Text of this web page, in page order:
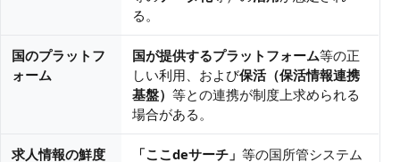
る。
国のプラットフ
ォーム
国が提供するプラットフォーム等の正
しい利用、および保活（保活情報連携
基盤） 等との連携が制度上求められる
場合がある。
求人情報の鮮度 「ここdeサーチ」 等の国所管システム